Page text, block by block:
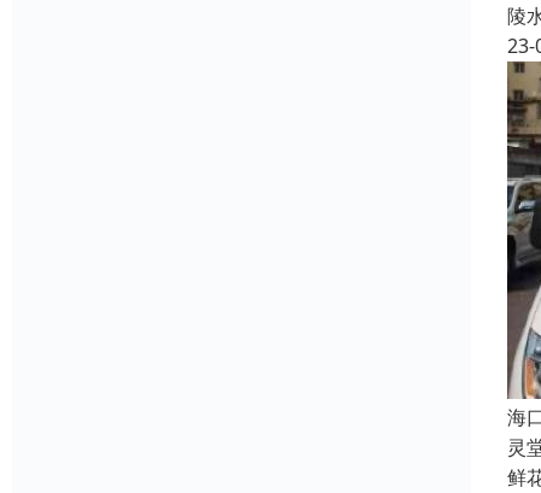
陵
23-
海
灵
鲜